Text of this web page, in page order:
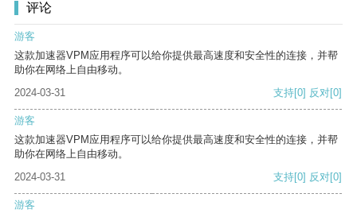
评论
游客
这款加速器VPM应用程序可以给你提供最高速度和安全性的连接，并帮
助你在网络上自由移动。
2024-03-31
支持[0] 反对[0]
游客
这款加速器VPM应用程序可以给你提供最高速度和安全性的连接，并帮
助你在网络上自由移动。
2024-03-31
支持[0] 反对[0]
游客